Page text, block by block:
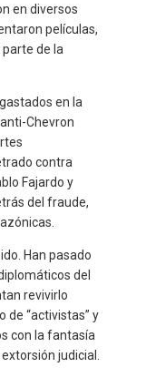
en diversos
películas,
de la
en la
Chevron
contra
Fajardo y
del fraude,
Han pasado
del
revivirlo
de “activistas” y
con la fantasía
judicial.